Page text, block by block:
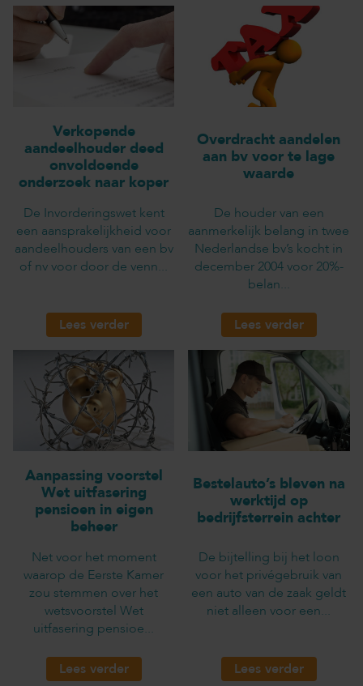
Verkopende
aandeelhouder deed
onvoldoende
onderzoek naar koper
De Invorderingswet kent
een aansprakelijkheid voor
aandeelhouders van een bv
of nv voor door de venn...
Lees verder
Overdracht aandelen
aan bv voor te lage
waarde
De houder van een
aanmerkelijk belang in twee
Nederlandse bv’s kocht in
december 2004 voor 20%-
belan...
Lees verder
Aanpassing voorstel
Wet uitfasering
pensioen in eigen
beheer
Net voor het moment
waarop de Eerste Kamer
zou stemmen over het
wetsvoorstel Wet
uitfasering pensioe...
Lees verder
Bestelauto’s bleven na
werktijd op
bedrijfsterrein achter
De bijtelling bij het loon
voor het privégebruik van
een auto van de zaak geldt
niet alleen voor een...
Lees verder